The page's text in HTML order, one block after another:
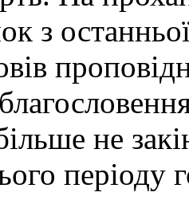
з
не
періоду